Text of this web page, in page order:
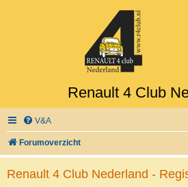
Renault 4 Club
V&A
Forumoverzicht
Renault 4 Club Nederland -